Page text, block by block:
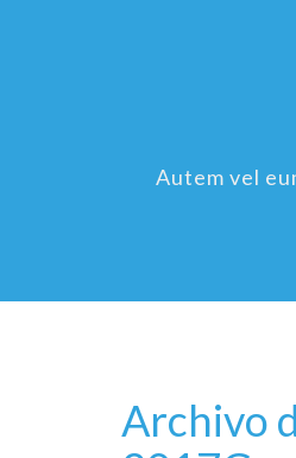
Autem vel
Archivo